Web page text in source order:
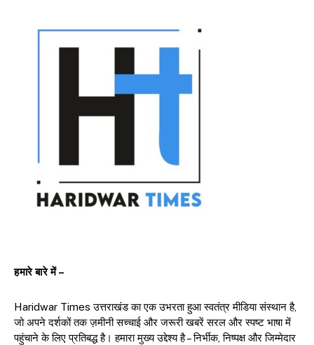
हमारे बारे में –
Haridwar Times उत्तराखंड का एक उभरता हुआ स्वतंत्र मीडिया संस्थान है,
जो अपने दर्शकों तक ज़मीनी सच्चाई और जरूरी खबरें सरल और स्पष्ट भाषा में
पहुंचाने के लिए प्रतिबद्ध है। हमारा मुख्य उद्देश्य है – निर्भीक, निष्पक्ष और जिम्मेदार